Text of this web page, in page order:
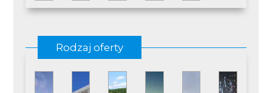
Rodzaj oferty